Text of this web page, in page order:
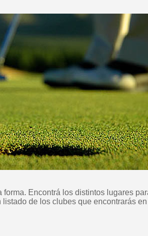
Encontrá los distintos lugares
de los clubes que encontrarás